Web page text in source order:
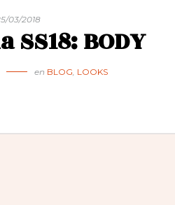
03/2018
BODY
en BLOG, LOOKS